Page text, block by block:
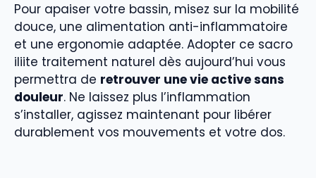
Pour apaiser votre bassin, misez sur la mobilité
douce, une alimentation anti-inflammatoire
et une ergonomie adaptée. Adopter ce sacro
iliite traitement naturel dès aujourd’hui vous
permettra de retrouver une vie active sans
douleur. Ne laissez plus l’inflammation
s’installer, agissez maintenant pour libérer
durablement vos mouvements et votre dos.